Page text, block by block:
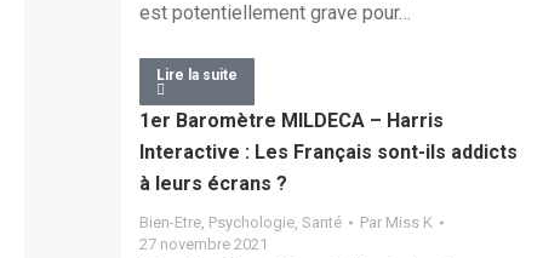
est potentiellement grave pour…
Lire la suite
1er Baromètre MILDECA – Harris
Interactive : Les Français sont-ils addicts
à leurs écrans ?
Bien-Etre, Psychologie, Santé Par Miss K
27 novembre 2021